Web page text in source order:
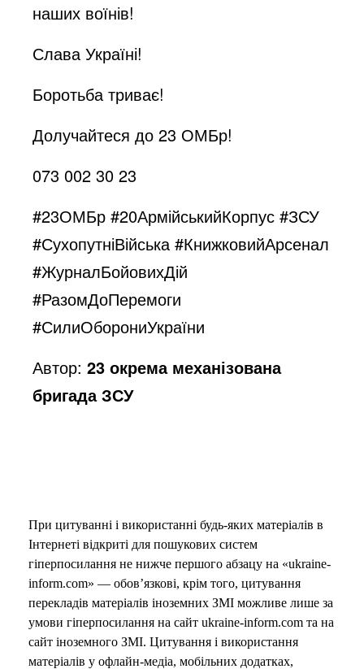
наших воїнів!
Слава Україні!
Боротьба триває!
Долучайтеся до 23 ОМБр!
073 002 30 23
#23ОМБр #20АрмійськийКорпус #ЗСУ
#СухопутніВійська #КнижковийАрсенал
#ЖурналБойовихДій
#РазомДоПеремоги
#СилиОборониУкраїни
Автор:23 окрема механізована
бригада ЗСУ
При цитуванні і використанні будь-яких матеріалів в
Інтернеті відкриті для пошукових систем
гіперпосилання не нижче першого абзацу на «ukraine-
inform.com» — обов’язкові, крім того, цитування
перекладів матеріалів іноземних ЗМІ можливе лише за
умови гіперпосилання на сайт ukraine-inform.com та на
сайт іноземного ЗМІ. Цитування і використання
матеріалів у офлайн-медіа, мобільних додатках,